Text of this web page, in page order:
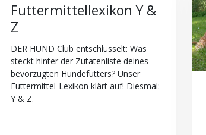
Futtermittellexikon Y &
Z
DER HUND Club entschlüsselt: Was
steckt hinter der Zutatenliste deines
bevorzugten Hundefutters? Unser
Futtermittel-Lexikon klärt auf! Diesmal:
Y & Z.